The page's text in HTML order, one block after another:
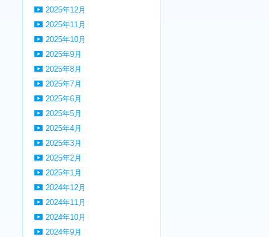
2025年12月
2025年11月
2025年10月
2025年9月
2025年8月
2025年7月
2025年6月
2025年5月
2025年4月
2025年3月
2025年2月
2025年1月
2024年12月
2024年11月
2024年10月
2024年9月